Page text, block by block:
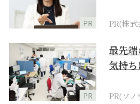
PR PR(株
PR
最先
気持
PR(ソ